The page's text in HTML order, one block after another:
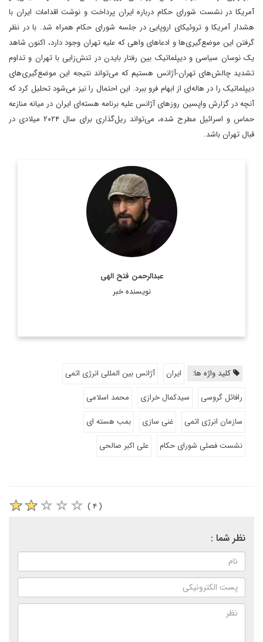
آمریکا در نشست شورای حکام درباره ایران پرداخت و نوشت اقدامات ایران با
هشدار آمریکا و تروئیکای اروپایی در جلسه شورای حکام همراه شد. با در نظر
گرفتن این موضع‌گیری‌ها و ادعاهای واهی که علیه تهران وجود دارد، اکنون شاهد
یک نوسان سیاسی و دیپلماتیک بین رفتار بایدن در تنش‌زایی با تهران و تداوم
تشدید چالش‌های تهران-آژانس هستیم که می‌تواند نتیجه این موضع‌گیری‌های
دیپلماتیک را در هاله‌ای از ابهام فرو ببرد‌. این احتمال را نیز می‌شود تحلیل کرد که
آنچه در گزارش واپسین روزهای آژانس علیه برنامه هسته‌ای ایران در میانه منازعه
حماس و اسرائیل مطرح شده، می‌تواند ریل‌گذاری برای سال ۲۰۲۴ میلادی در
قبال تهران باشد.
عبدالرحمن فتح الهی
نویسنده خبر
روزنامه نگار و کارشناس ارشد روزنامه نگاری سیاسی و عضو
تحریریه دیپلماسی ایرانی.
اطلاعات بیشتر
کلید واژه ها: ایران
آژانس بین المللی انرژی اتمی
رافائل گروسی
سیدکمال خرازی
محمد اسلامی
سازمان انرژی اتمی
غنی سازی
بمب هسته ای
نشست فصلی شورای حکام
علی اکبر صالحی
( ۴ )
نظر شما :